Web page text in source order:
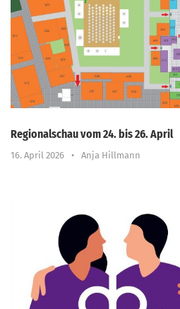
Regionalschau vom 24. bis 26. April
16. April 2026 • Anja Hillmann